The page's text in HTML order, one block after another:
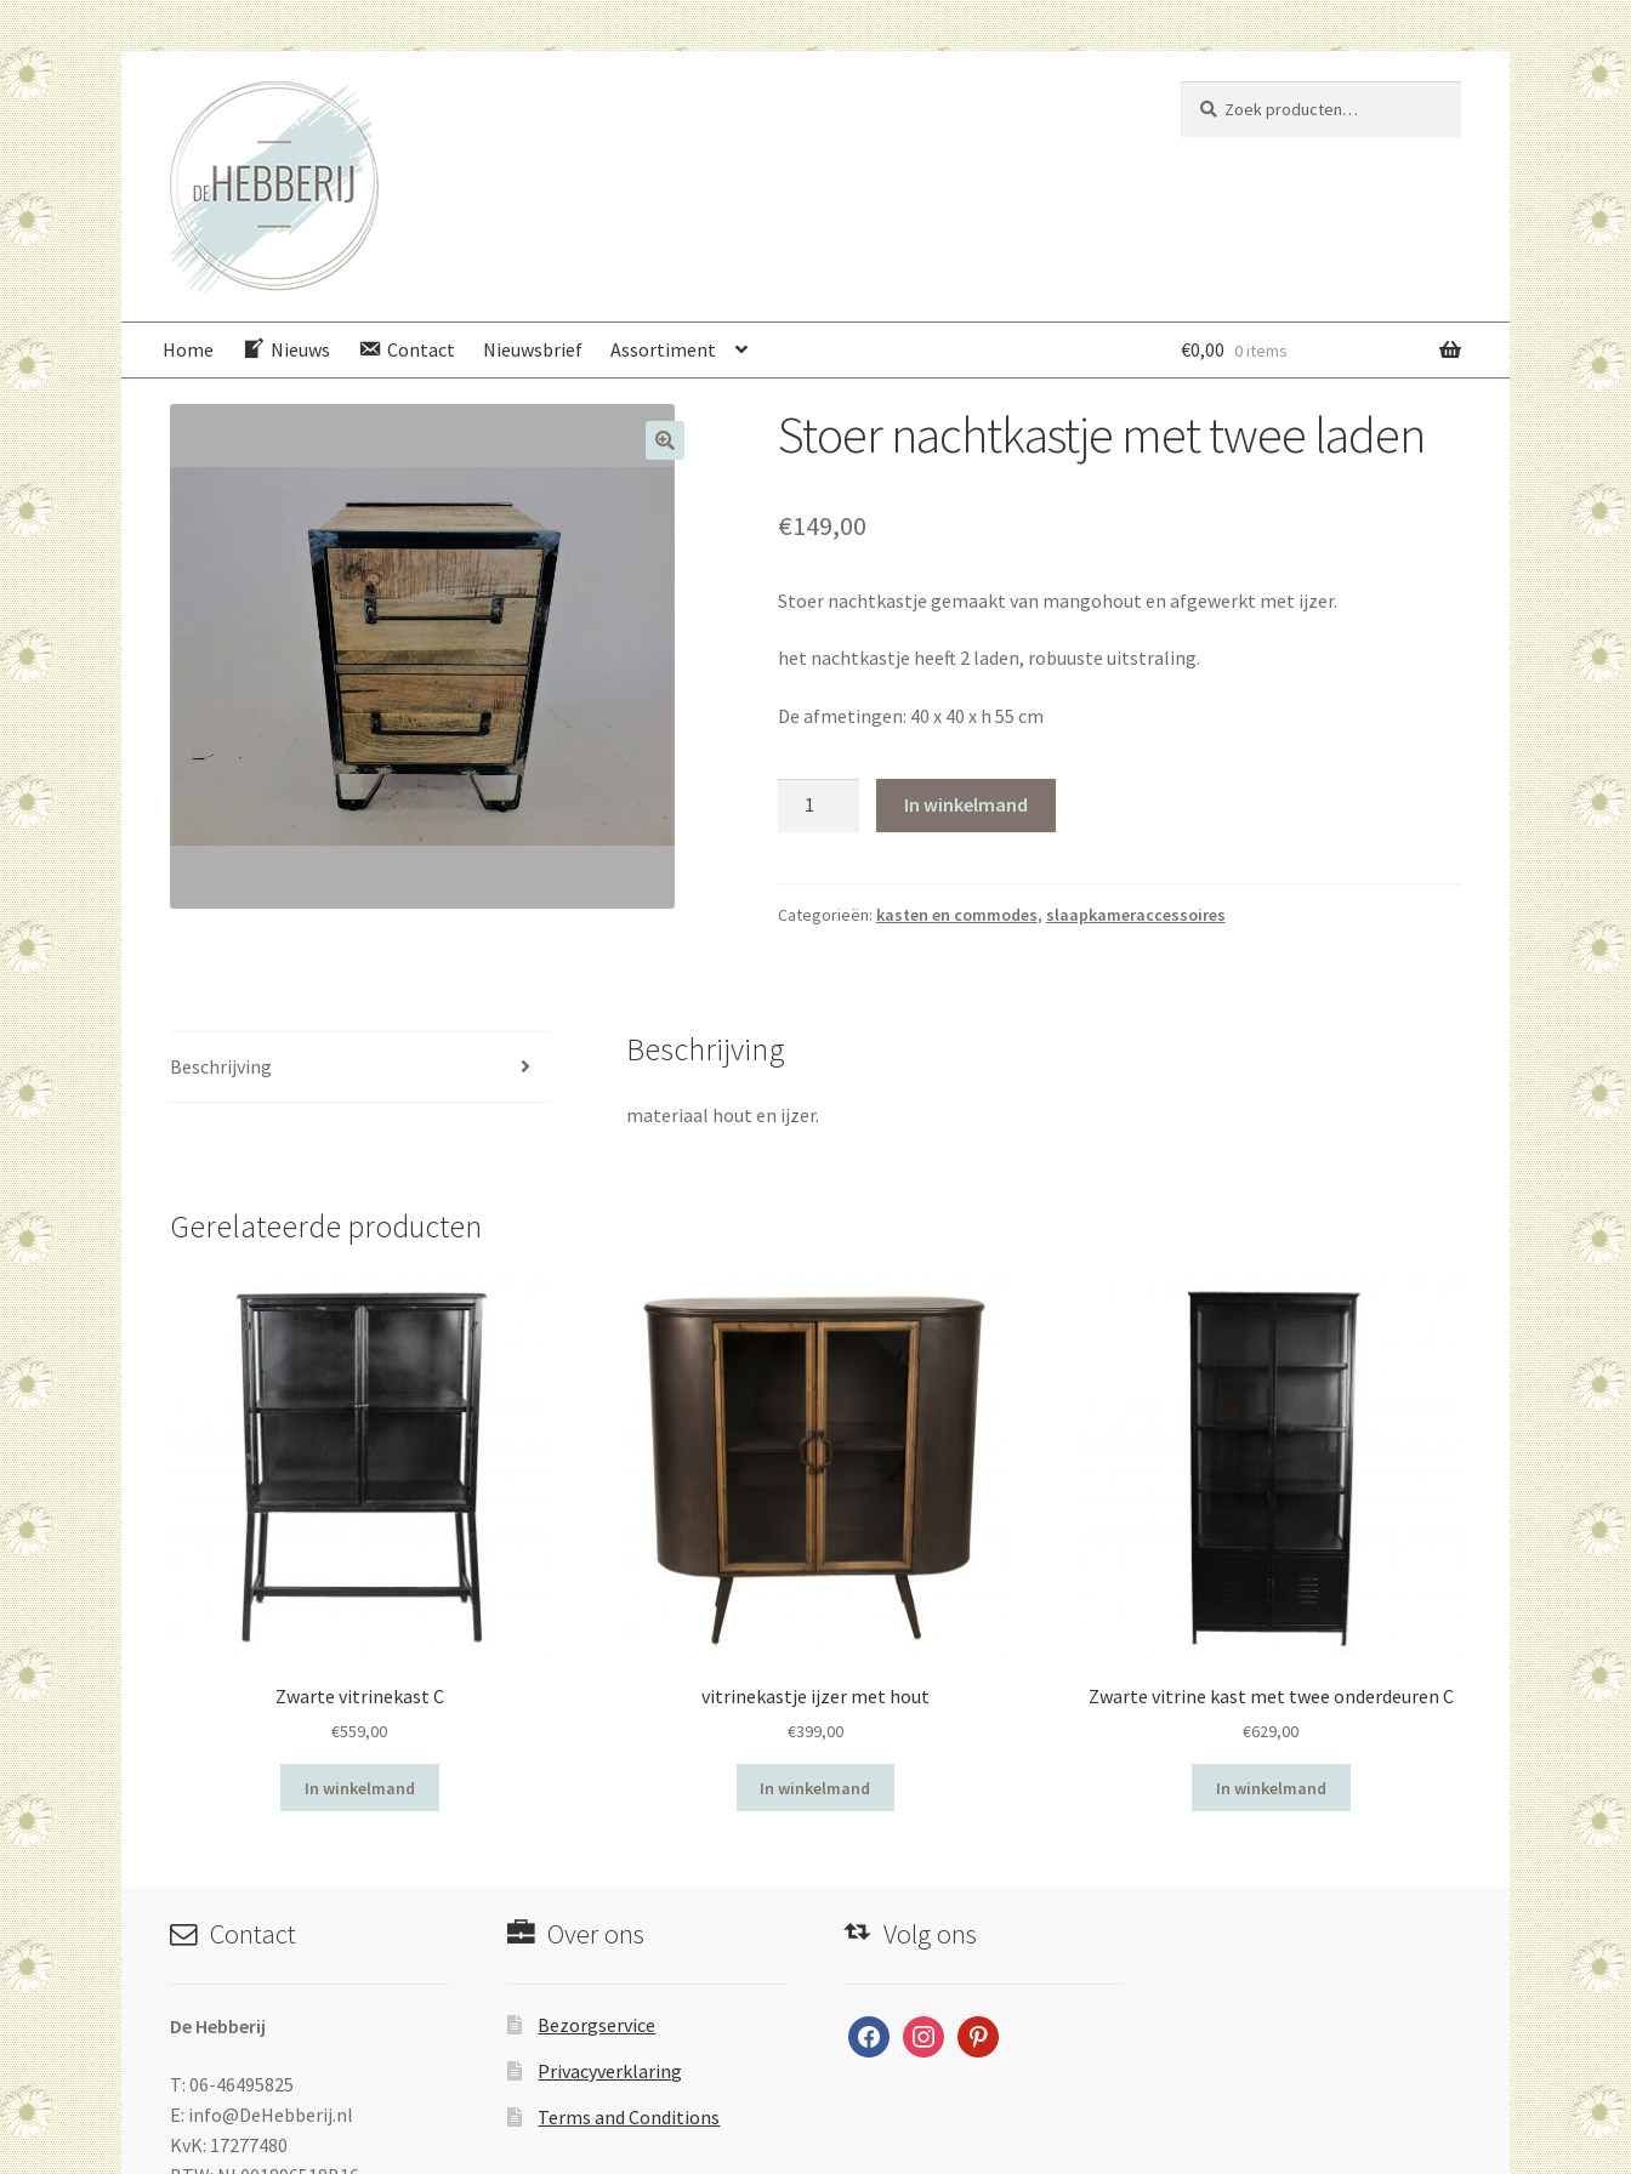
door
naar
navigatie
direct
naar
inhoud
naar:
Home Nieuws Contact Nieuwsbrief Assortiment €0,00 0 items
Stoer nachtkastje met twee laden
€149,00
Stoer nachtkastje gemaakt van mangohout en afgewerkt met ijzer.
het nachtkastje heeft 2 laden, robuuste uitstraling.
De afmetingen: 40 x 40 x h 55 cm
laden
In winkelmand
Categorieën: kasten en commodes, slaapkameraccessoires
Beschrijving Beschrijving
materiaal hout en ijzer.
Gerelateerde producten
Zwarte vitrinekast C
€559,00
In winkelmand
vitrinekastje ijzer met hout
€399,00
In winkelmand
Zwarte vitrine kast met twee onderdeuren C
€629,00
In winkelmand
Contact
De Hebberij
T: 06-46495825
E: info@DeHebberij.nl
KvK: 17277480
Over ons
Bezorgservice
Privacyverklaring
Terms and Conditions
Volg ons
facebookinstagrampinterest